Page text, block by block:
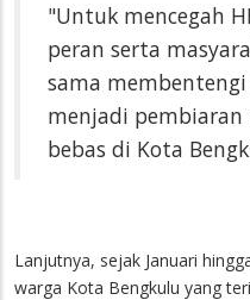
"Untuk mencegah
peran serta
sama
menjadi pembiaran
bebas di Kota
Lanjutnya, sejak Januari
warga Kota Bengkulu yang